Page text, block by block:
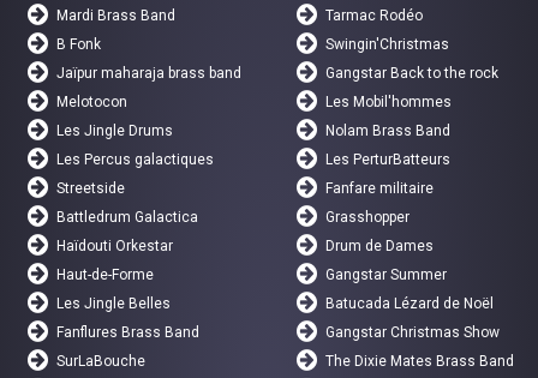
Mardi Brass Band
Tarmac Rodéo
B Fonk
Swingin'Christmas
Jaïpur maharaja brass band
Gangstar Back to the rock
Melotocon
Les Mobil'hommes
Les Jingle Drums
Nolam Brass Band
Les Percus galactiques
Les PerturBatteurs
Streetside
Fanfare militaire
Battledrum Galactica
Grasshopper
Haïdouti Orkestar
Drum de Dames
Haut-de-Forme
Gangstar Summer
Les Jingle Belles
Batucada Lézard de Noël
Fanflures Brass Band
Gangstar Christmas Show
SurLaBouche
The Dixie Mates Brass Band